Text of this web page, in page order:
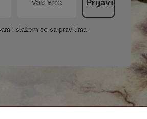
i slažem se sa pravilima